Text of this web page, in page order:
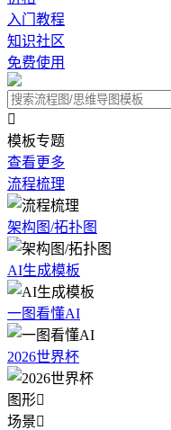
入门教程
知识社区
免费使用

模板专题
查看更多
流程梳理
架构图/拓扑图
AI生成模板
一图看懂AI
2026世界杯
图形
场景